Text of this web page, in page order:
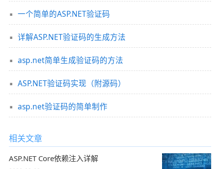
一个简单的ASP.NET验证码
详解ASP.NET验证码的生成方法
asp.net简单生成验证码的方法
ASP.NET验证码实现（附源码）
asp.net验证码的简单制作
相关文章
ASP.NET Core依赖注入详解